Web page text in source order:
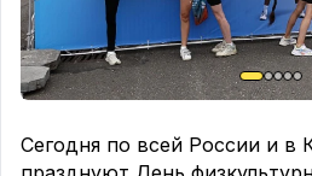
Сегодня по всей России и в